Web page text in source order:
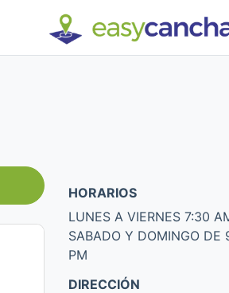
HORARIOS
LUNES A VIERNES 7:30
SABADO Y DOMINGO
PM
DIRECCIÓN